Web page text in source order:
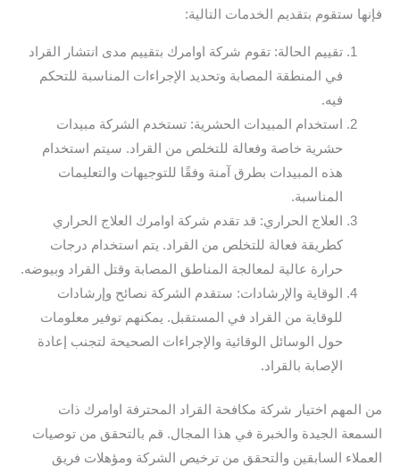
فإنها ستقوم بتقديم الخدمات التالية:
تقييم الحالة: تقوم شركة اوامرك بتقييم مدى انتشار القراد
في المنطقة المصابة وتحديد الإجراءات المناسبة للتحكم
فيه.
استخدام المبيدات الحشرية: تستخدم الشركة مبيدات
حشرية خاصة وفعالة للتخلص من القراد. سيتم استخدام
هذه المبيدات بطرق آمنة وفقًا للتوجيهات والتعليمات
المناسبة.
العلاج الحراري: قد تقدم شركة اوامرك العلاج الحراري
كطريقة فعالة للتخلص من القراد. يتم استخدام درجات
حرارة عالية لمعالجة المناطق المصابة وقتل القراد وبيوضه.
الوقاية والإرشادات: ستقدم الشركة نصائح وإرشادات
للوقاية من القراد في المستقبل. يمكنهم توفير معلومات
حول الوسائل الوقائية والإجراءات الصحيحة لتجنب إعادة
الإصابة بالقراد.
من المهم اختيار شركة مكافحة القراد المحترفة اوامرك ذات
السمعة الجيدة والخبرة في هذا المجال. قم بالتحقق من توصيات
العملاء السابقين والتحقق من ترخيص الشركة ومؤهلات فريق